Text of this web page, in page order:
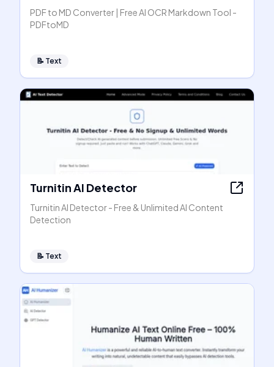
PDF to MD Converter | Free AI OCR Markdown Tool -
PDFtoMD
📝 Text
Turnitin AI Detector
Turnitin AI Detector - Free & Unlimited AI Content
Detection
📝 Text